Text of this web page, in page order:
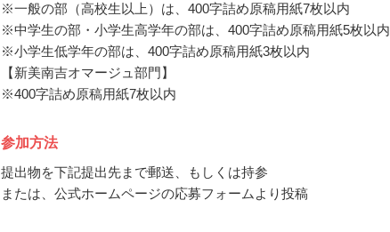
※一般の部（高校生以上）は、400字詰め原稿用紙7枚以内
※中学生の部・小学生高学年の部は、400字詰め原稿用紙5枚以内
※小学生低学年の部は、400字詰め原稿用紙3枚以内
【新美南吉オマージュ部門】
※400字詰め原稿用紙7枚以内
参加方法
提出物を下記提出先まで郵送、もしくは持参
または、公式ホームページの応募フォームより投稿